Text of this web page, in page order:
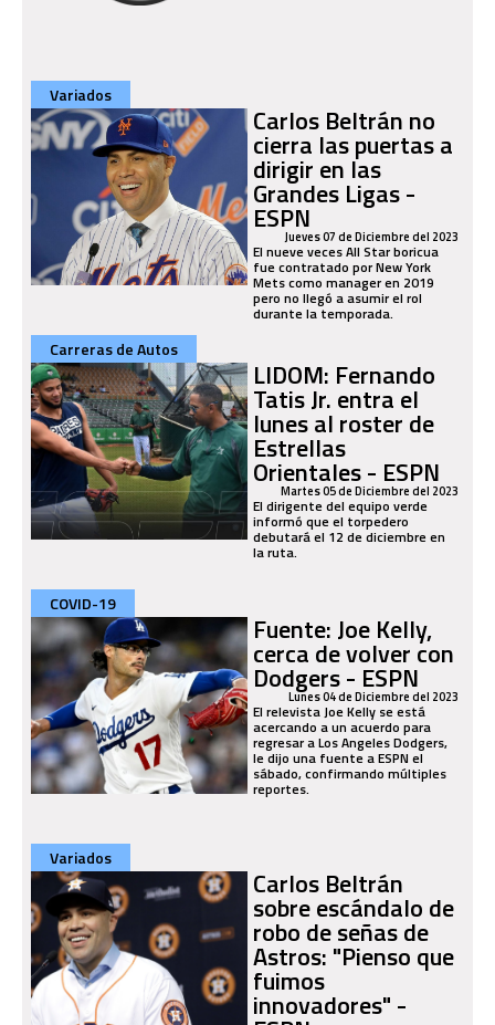
Variados
Carlos Beltrán no
cierra las puertas a
dirigir en las
Grandes Ligas -
ESPNJueves 07 de Diciembre del 2023
El nueve veces All Star boricua
fue contratado por New York
Mets como manager en 2019
pero no llegó a asumir el rol
durante la temporada.
Carreras de Autos
LIDOM: Fernando
Tatis Jr. entra el
lunes al roster de
Estrellas
Orientales - ESPN
Martes 05 de Diciembre del 2023
El dirigente del equipo verde
informó que el torpedero
debutará el 12 de diciembre en
la ruta.
COVID-19
Fuente: Joe Kelly,
cerca de volver con
Dodgers - ESPN
Lunes 04 de Diciembre del 2023
El relevista Joe Kelly se está
acercando a un acuerdo para
regresar a Los Angeles Dodgers,
le dijo una fuente a ESPN el
sábado, confirmando múltiples
reportes.
Variados
Carlos Beltrán
sobre escándalo de
robo de señas de
Astros: "Pienso que
fuimos
innovadores" -